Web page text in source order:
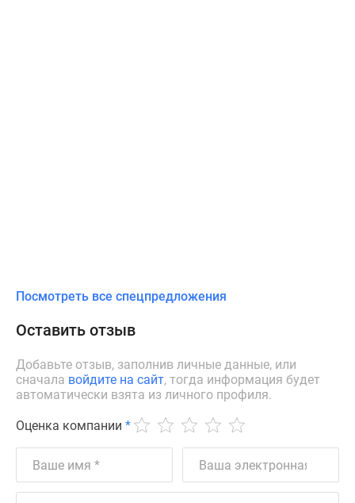
Посмотреть все спецпредложения
Оставить отзыв
Добавьте отзыв, заполнив личные данные, или
сначала войдите на сайт, тогда информация будет
автоматически взята из личного профиля.
Оценка компании *